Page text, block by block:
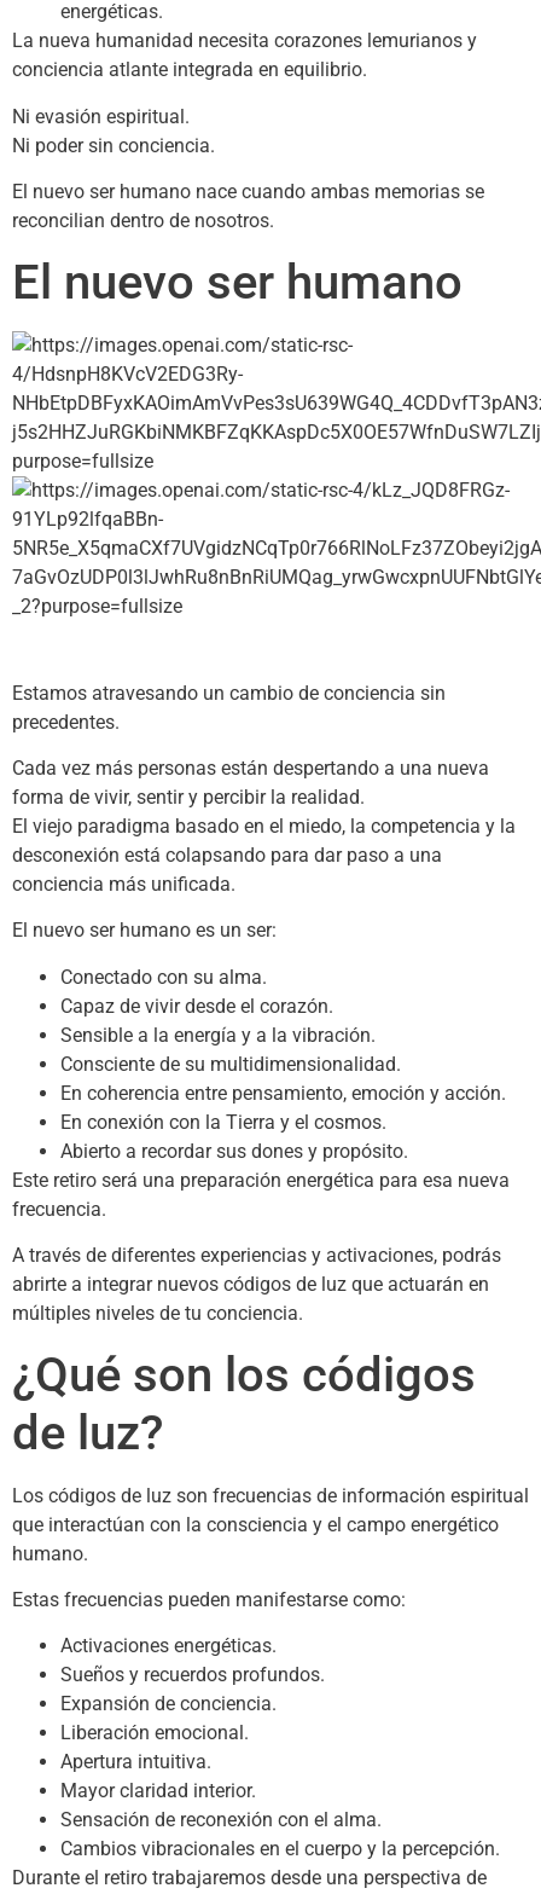
energéticas.
La nueva humanidad necesita corazones lemurianos y
conciencia atlante integrada en equilibrio.
Ni evasión espiritual.
Ni poder sin conciencia.
El nuevo ser humano nace cuando ambas memorias se
reconcilian dentro de nosotros.
El nuevo ser humano
Estamos atravesando un cambio de conciencia sin
precedentes.
Cada vez más personas están despertando a una nueva
forma de vivir, sentir y percibir la realidad.
El viejo paradigma basado en el miedo, la competencia y la
desconexión está colapsando para dar paso a una
conciencia más unificada.
El nuevo ser humano es un ser:
Conectado con su alma.
Capaz de vivir desde el corazón.
Sensible a la energía y a la vibración.
Consciente de su multidimensionalidad.
En coherencia entre pensamiento, emoción y acción.
En conexión con la Tierra y el cosmos.
Abierto a recordar sus dones y propósito.
Este retiro será una preparación energética para esa nueva
frecuencia.
A través de diferentes experiencias y activaciones, podrás
abrirte a integrar nuevos códigos de luz que actuarán en
múltiples niveles de tu conciencia.
¿Qué son los códigos
de luz?
Los códigos de luz son frecuencias de información espiritual
que interactúan con la consciencia y el campo energético
humano.
Estas frecuencias pueden manifestarse como:
Activaciones energéticas.
Sueños y recuerdos profundos.
Expansión de conciencia.
Liberación emocional.
Apertura intuitiva.
Mayor claridad interior.
Sensación de reconexión con el alma.
Cambios vibracionales en el cuerpo y la percepción.
Durante el retiro trabajaremos desde una perspectiva de